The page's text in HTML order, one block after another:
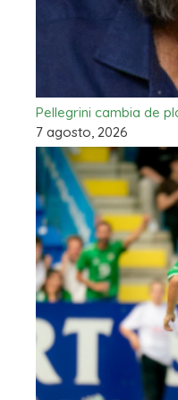
Pellegrini cambia de
7 agosto, 2026